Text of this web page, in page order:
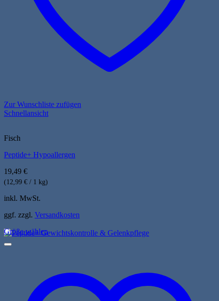
Zur Wunschliste zufügen
Schnellansicht
Fisch
Peptide+ Hypoallergen
19,49 €
(12,99 € / 1 kg)
inkl. MwSt.
ggf. zzgl. Versandkosten
Größe wählen
Dieses
Produkt